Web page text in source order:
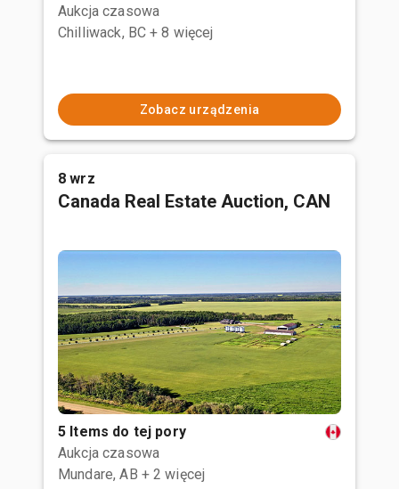
Aukcja czasowa
Chilliwack, BC + 8 więcej
Zobacz urządzenia
8 wrz
Canada Real Estate Auction, CAN
5 Items do tej pory
Aukcja czasowa
Mundare, AB + 2 więcej